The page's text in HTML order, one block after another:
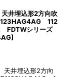
井埋込形2方向吹
112
FDTWシリーズ
]
井埋込形2方向